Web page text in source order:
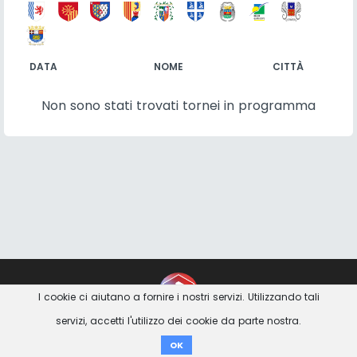
DATA NOME CITTÀ
Non sono stati trovati tornei in programma
Donare
I cookie ci aiutano a fornire i nostri servizi. Utilizzando tali
servizi, accetti l'utilizzo dei cookie da parte nostra.
OK